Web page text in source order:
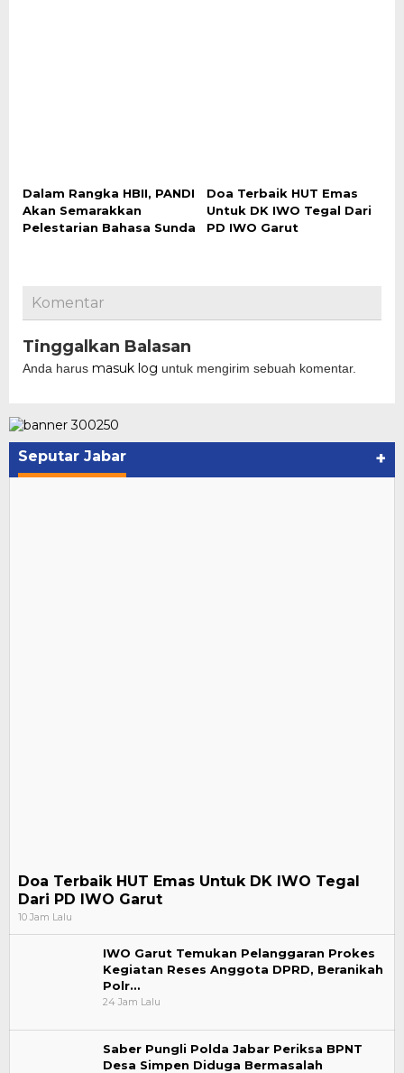
Dalam Rangka HBII, PANDI
Akan Semarakkan
Pelestarian Bahasa Sunda
Doa Terbaik HUT Emas
Untuk DK IWO Tegal Dari
PD IWO Garut
Komentar
Tinggalkan Balasan
Anda harus masuk log untuk mengirim sebuah komentar.
Seputar Jabar +
Doa Terbaik HUT Emas Untuk DK IWO Tegal
Dari PD IWO Garut
10 Jam Lalu
IWO Garut Temukan Pelanggaran Prokes
Kegiatan Reses Anggota DPRD, Beranikah
Polr…
24 Jam Lalu
Saber Pungli Polda Jabar Periksa BPNT
Desa Simpen Diduga Bermasalah